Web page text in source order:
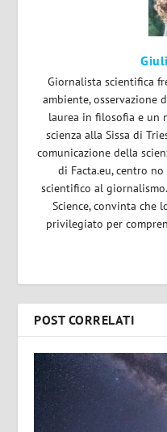
Giornalista scientifica
ambiente, osservazione
laurea in filosofia e un
scienza alla Sissa di
comunicazione della
di Facta.eu, centro
scientifico al
Science, convinta che
privilegiato per
POST CORRELATI